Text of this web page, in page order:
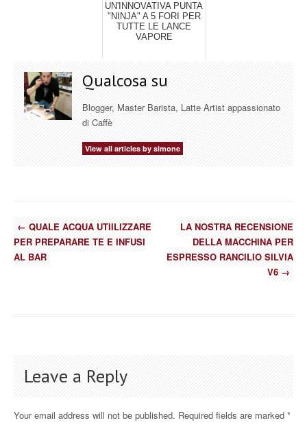
UN'INNOVATIVA PUNTA
"NINJA" A 5 FORI PER
TUTTE LE LANCE
VAPORE
Qualcosa su
Blogger, Master Barista, Latte Artist appassionato
di Caffè
View all articles by simone
←QUALE ACQUA UTIILIZZARE
PER PREPARARE TE E INFUSI
AL BAR
LA NOSTRA RECENSIONE
DELLA MACCHINA PER
ESPRESSO RANCILIO SILVIA
V6→
Leave a Reply
Your email address will not be published. Required fields are marked *